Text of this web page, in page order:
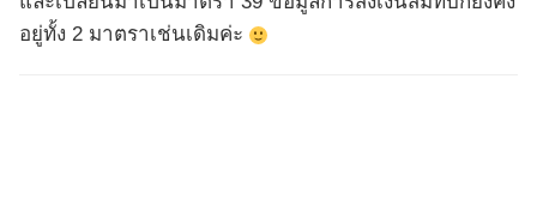
อยู่ทั้ง 2 มาตราเช่นเดิมค่ะ